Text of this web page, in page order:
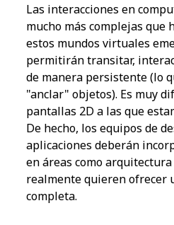
Las interacciones en
mucho más complejas que
estos mundos virtuales
permitirán transitar,
de manera persistente (lo
"anclar" objetos). Es muy
pantallas 2D a las que
De hecho, los equipos de
aplicaciones deberán
en áreas como
realmente quieren ofrecer
completa.